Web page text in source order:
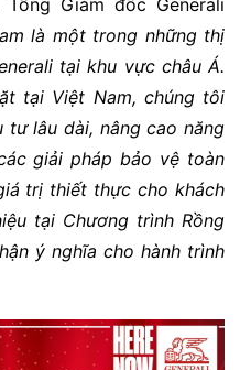
là một trong những thị
tại khu vực châu Á.
tại Việt Nam, chúng tôi
tưlâu dài, nâng cao năng
giải pháp bảo vệ toàn
trị thiết thựccho khách
tại Chương trình Rồng
ý nghĩa cho hành trình